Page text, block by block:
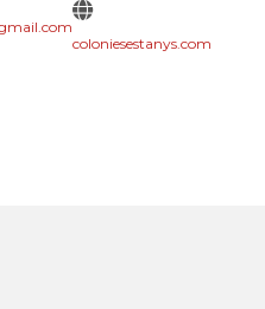
coloniesestanys.com